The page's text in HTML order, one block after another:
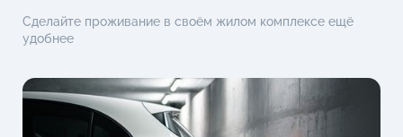
Сделайте проживание в своём жилом комплексе ещё
удобнее